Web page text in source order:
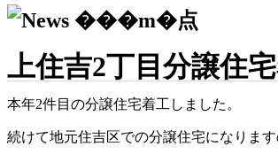
上住吉2丁目分譲住
本年2件目の分譲住宅着工しました。
続けて地元住吉区での分譲住宅になりま